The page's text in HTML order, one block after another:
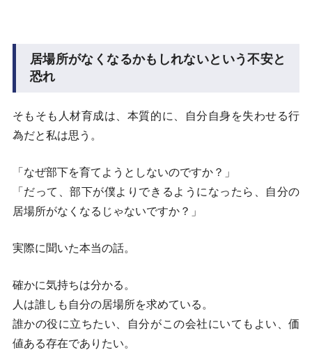
居場所がなくなるかもしれないという不安と
恐れ
そもそも人材育成は、本質的に、自分自身を失わせる行
為だと私は思う。
「なぜ部下を育てようとしないのですか？」
「だって、部下が僕よりできるようになったら、自分の
居場所がなくなるじゃないですか？」
実際に聞いた本当の話。
確かに気持ちは分かる。
人は誰しも自分の居場所を求めている。
誰かの役に立ちたい、自分がこの会社にいてもよい、価
値ある存在でありたい。